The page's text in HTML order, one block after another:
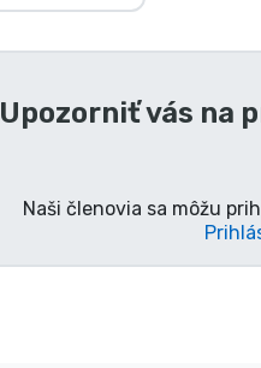
Upozorniť vás na
Naši členovia sa môžu